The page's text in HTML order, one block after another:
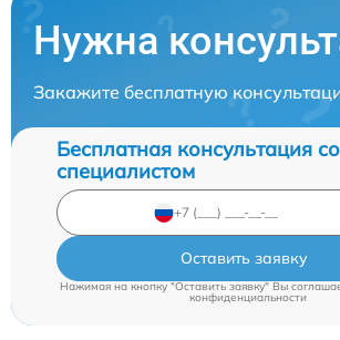
Нужна
Закажите бесплатную
Бесплатная консультация со
специалистом
Оставить заявку
Нажимая на кнопку "Оставить заявку" Вы
конфиденциальности